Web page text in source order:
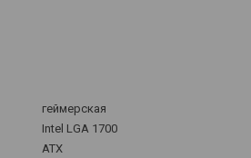
геймерская
Intel LGA 1700
ATX